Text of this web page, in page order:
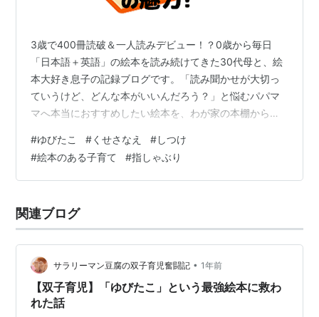
3歳で400冊読破＆一人読みデビュー！？0歳から毎日
「日本語＋英語」の絵本を読み続けてきた30代母と、絵
本大好き息子の記録ブログです。「読み聞かせが大切っ
ていうけど、どんな本がいいんだろう？」と悩むパパマ
マへ本当におすすめしたい絵本を、わが家の本棚から厳
もお届けしています✍気になる絵本があったら、ぜひ読
者登録おねがいします♬ ＊＊＊ 子どもの指しゃぶり、ど
うやってやめさせたらいいのか悩んでいませんか？絵本
に、ある日突然あらわれる関西弁の「しゃべるタコ」が
登場するお話です。私自身は関東生まれ関東育…
#ゆびたこ #くせさなえ #しつけ
#絵本のある子育て #指しゃぶり
関連ブログ
サラリーマン豆腐の双子育児奮闘記 • 1年前
【双子育児】「ゆびたこ」という最強絵本に救わ
れた話